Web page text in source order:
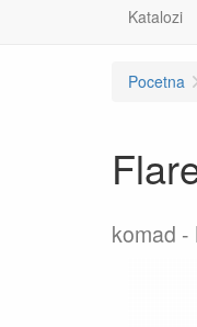
Katalozi
Pocetna
komad